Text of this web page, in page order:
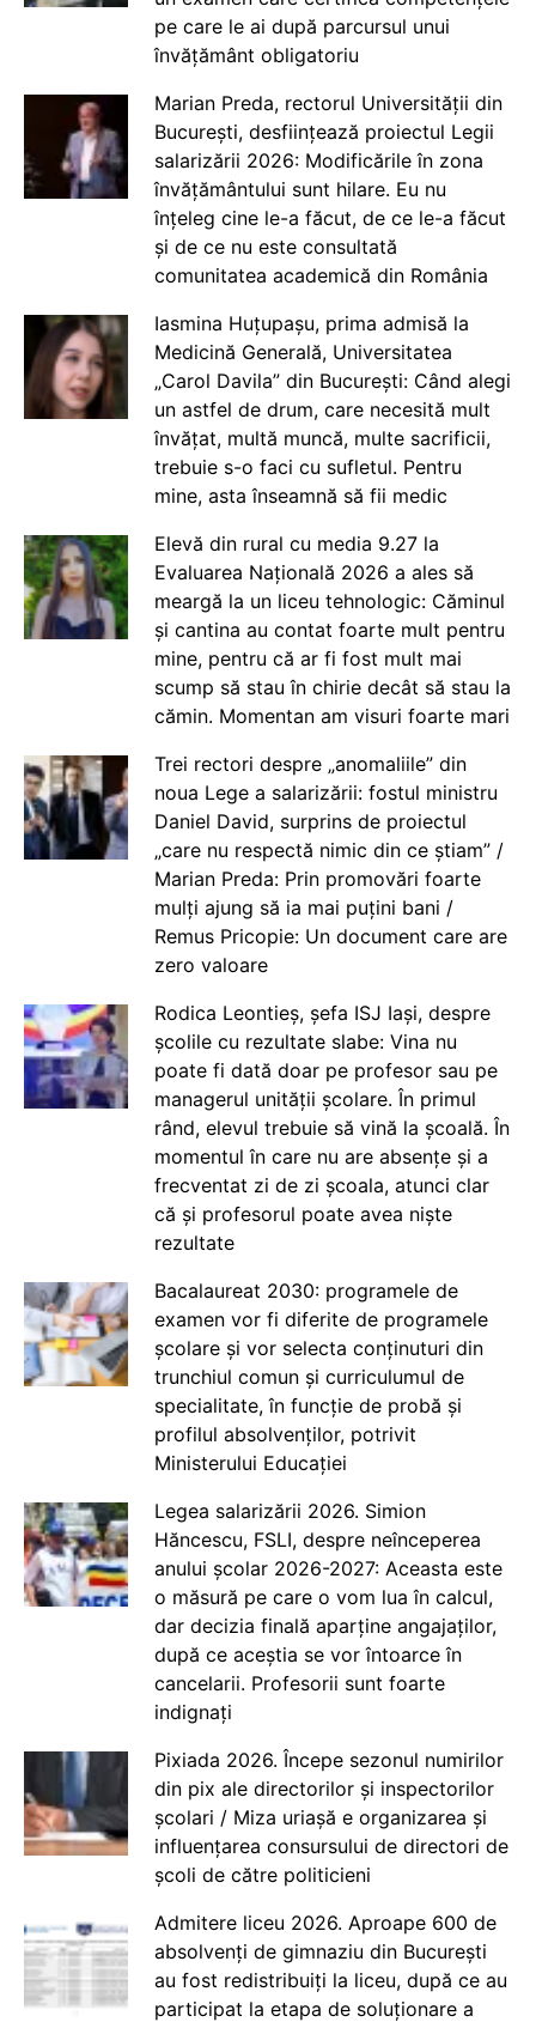
pe care le ai după parcursul unui
învățământ obligatoriu
Marian Preda, rectorul Universității din
București, desființează proiectul Legii
salarizării 2026: Modificările în zona
învățământului sunt hilare. Eu nu
înțeleg cine le-a făcut, de ce le-a făcut
și de ce nu este consultată
comunitatea academică din România
Iasmina Huțupașu, prima admisă la
Medicină Generală, Universitatea
„Carol Davila” din București: Când alegi
un astfel de drum, care necesită mult
învățat, multă muncă, multe sacrificii,
trebuie s-o faci cu sufletul. Pentru
mine, asta înseamnă să fii medic
Elevă din rural cu media 9.27 la
Evaluarea Națională 2026 a ales să
meargă la un liceu tehnologic: Căminul
și cantina au contat foarte mult pentru
mine, pentru că ar fi fost mult mai
scump să stau în chirie decât să stau la
cămin. Momentan am visuri foarte mari
Trei rectori despre „anomaliile” din
noua Lege a salarizării: fostul ministru
Daniel David, surprins de proiectul
„care nu respectă nimic din ce știam” /
Marian Preda: Prin promovări foarte
mulți ajung să ia mai puțini bani /
Remus Pricopie: Un document care are
zero valoare
Rodica Leontieș, șefa ISJ Iași, despre
școlile cu rezultate slabe: Vina nu
poate fi dată doar pe profesor sau pe
managerul unității școlare. În primul
rând, elevul trebuie să vină la școală. În
momentul în care nu are absențe și a
frecventat zi de zi școala, atunci clar
că și profesorul poate avea niște
rezultate
Bacalaureat 2030: programele de
examen vor fi diferite de programele
școlare și vor selecta conținuturi din
trunchiul comun și curriculumul de
specialitate, în funcție de probă și
profilul absolvenților, potrivit
Ministerului Educației
Legea salarizării 2026. Simion
Hăncescu, FSLI, despre neînceperea
anului școlar 2026-2027: Aceasta este
o măsură pe care o vom lua în calcul,
dar decizia finală aparține angajaților,
după ce aceștia se vor întoarce în
cancelarii. Profesorii sunt foarte
indignați
Pixiada 2026. Începe sezonul numirilor
din pix ale directorilor și inspectorilor
școlari / Miza uriașă e organizarea și
influențarea consursului de directori de
școli de către politicieni
Admitere liceu 2026. Aproape 600 de
absolvenți de gimnaziu din București
au fost redistribuiți la liceu, după ce au
participat la etapa de soluționare a